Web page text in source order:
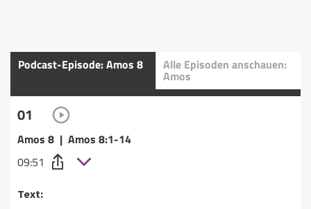
Podcast-Episode: Amos 8 Alle Episoden anschauen:
Amos
01
Amos 8 | Amos 8:1-14
09:51
Text: